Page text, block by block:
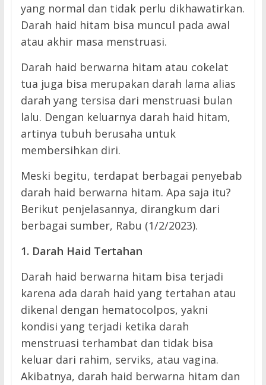
yang normal dan tidak perlu dikhawatirkan.
Darah haid hitam bisa muncul pada awal
atau akhir masa menstruasi.
Darah haid berwarna hitam atau cokelat
tua juga bisa merupakan darah lama alias
darah yang tersisa dari menstruasi bulan
lalu. Dengan keluarnya darah haid hitam,
artinya tubuh berusaha untuk
membersihkan diri.
Meski begitu, terdapat berbagai penyebab
darah haid berwarna hitam. Apa saja itu?
Berikut penjelasannya, dirangkum dari
berbagai sumber, Rabu (1/2/2023).
1. Darah Haid Tertahan
Darah haid berwarna hitam bisa terjadi
karena ada darah haid yang tertahan atau
dikenal dengan hematocolpos, yakni
kondisi yang terjadi ketika darah
menstruasi terhambat dan tidak bisa
keluar dari rahim, serviks, atau vagina.
Akibatnya, darah haid berwarna hitam dan